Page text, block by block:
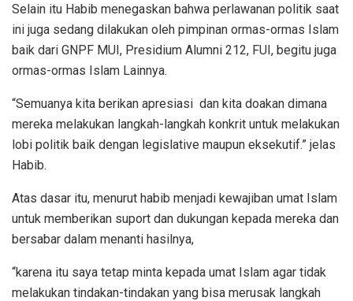
Selain itu Habib menegaskan bahwa perlawanan politik saat
ini juga sedang dilakukan oleh pimpinan ormas-ormas Islam
baik dari GNPF MUI, Presidium Alumni 212, FUI, begitu juga
ormas-ormas Islam Lainnya.
“Semuanya kita berikan apresiasi dan kita doakan dimana
mereka melakukan langkah-langkah konkrit untuk melakukan
lobi politik baik dengan legislative maupun eksekutif.” jelas
Habib.
Atas dasar itu, menurut habib menjadi kewajiban umat Islam
untuk memberikan suport dan dukungan kepada mereka dan
bersabar dalam menanti hasilnya,
“karena itu saya tetap minta kepada umat Islam agar tidak
melakukan tindakan-tindakan yang bisa merusak langkah